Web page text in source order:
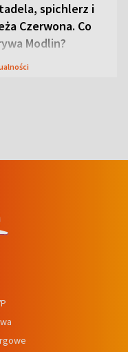
spichlerz i
Czerwona. Co
Modlin?